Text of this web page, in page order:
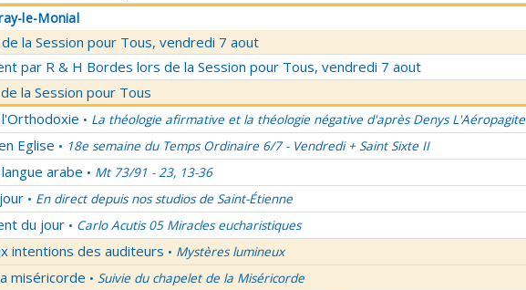
le-Monial
la Session pour Tous, vendredi 7 aout
par R & H Bordes lors de la Session pour Tous, vendredi 7 aout
la Session pour Tous
• La théologie afirmative et la théologie négative d'après Denys L'Aéropagite
Eglise • 18e semaine du Temps Ordinaire 6/7 - Vendredi + Saint Sixte II
arabe • Mt 73/91 - 23, 13-36
• En direct depuis nos studios de Saint-Étienne
du jour • Carlo Acutis 05 Miracles eucharistiques
intentions des auditeurs • Mystères lumineux
miséricorde • Suivie du chapelet de la Miséricorde